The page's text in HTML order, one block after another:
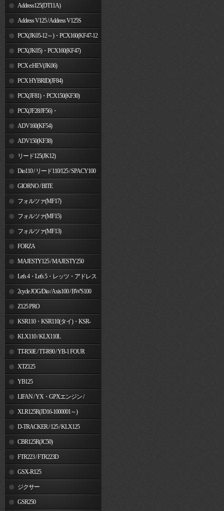
Address125(DT11A)
Address V125 / Address V125S
PCX(JK05-12～)・PCX160(KF47-12
～) PCX(JK05)・PCX160(KF47)
PCX e:HEV(JK06)
PCX HYBRID(JF84)
PCX(JF81)・PCX150(KF30)
PCX(JF28/JF56)・
PCX150(KF12/KF18)
ADV160(KF54)
ADV150(KF38)
リード125(JK12)
Dio110 / リード110/125 / SPACY100
GIORNO / BITE
フォルツァ(MF17)
フォルツァ(MF15)
フォルツァ(MF13)
FORZA
MAJESTY125 / MAJESTY250
Let's 4・Let's 5・レッツ・アドレス
V50 2cycle JOG/Dio / Axis100 / BW'S100
Z125 PRO
KSR110・KSR110(タイ)・KSR-
I/II・KSR PRO
KLX110 / KLX110L
TT-R50E / TT-R90 / YB-1 FOUR
XTZ125
YB125
LIFAN / YX・GPXエンジン /
JinchengXLR125R(JD16-1000001～)
D-TRACKER / 125 / KLX125
CBR125R(JC50)
FTR223 / FTR223D
GSX-R125
ジクサー
GSR250